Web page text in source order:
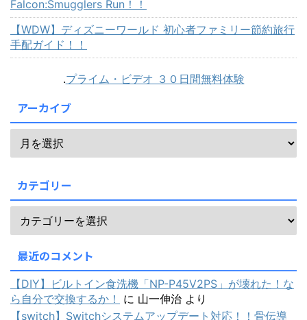
Falcon:Smugglers Run！！
【WDW】ディズニーワールド 初心者ファミリー節約旅行
手配ガイド！！
.プライム・ビデオ ３０日間無料体験
アーカイブ
カテゴリー
最近のコメント
【DIY】ビルトイン食洗機「NP-P45V2PS」が壊れた！な
ら自分で交換するか！
に 山一伸治 より
【switch】Switchシステムアップデート対応！！骨伝導